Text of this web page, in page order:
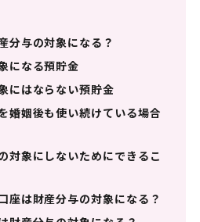
分与の対象になる？
になる預貯金
にはならない預貯金
婚姻後も使い続けている場合
対象にしないためにできるこ
座は財産分与の対象になる？